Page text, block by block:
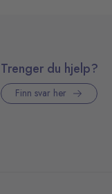
Trenger du hjelp?
Finn svar her